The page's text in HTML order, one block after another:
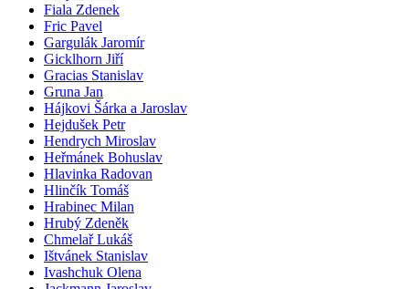
Fiala Zdenek
Fric Pavel
Gargulák Jaromír
Gicklhorn Jiří
Gracias Stanislav
Gruna Jan
Hájkovi Šárka a Jaroslav
Hejdušek Petr
Hendrych Miroslav
Heřmánek Bohuslav
Hlavinka Radovan
Hlinčík Tomáš
Hrabinec Milan
Hrubý Zdeněk
Chmelař Lukáš
Ištvánek Stanislav
Ivashchuk Olena